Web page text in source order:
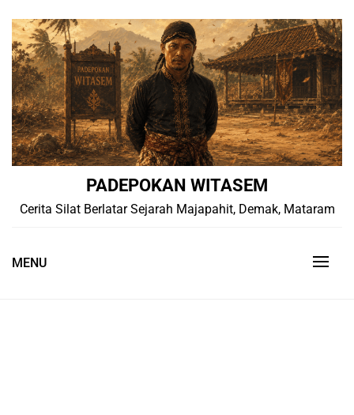
content
PADEPOKAN WITASEM
Cerita Silat Berlatar Sejarah Majapahit, Demak, Mataram
MENU